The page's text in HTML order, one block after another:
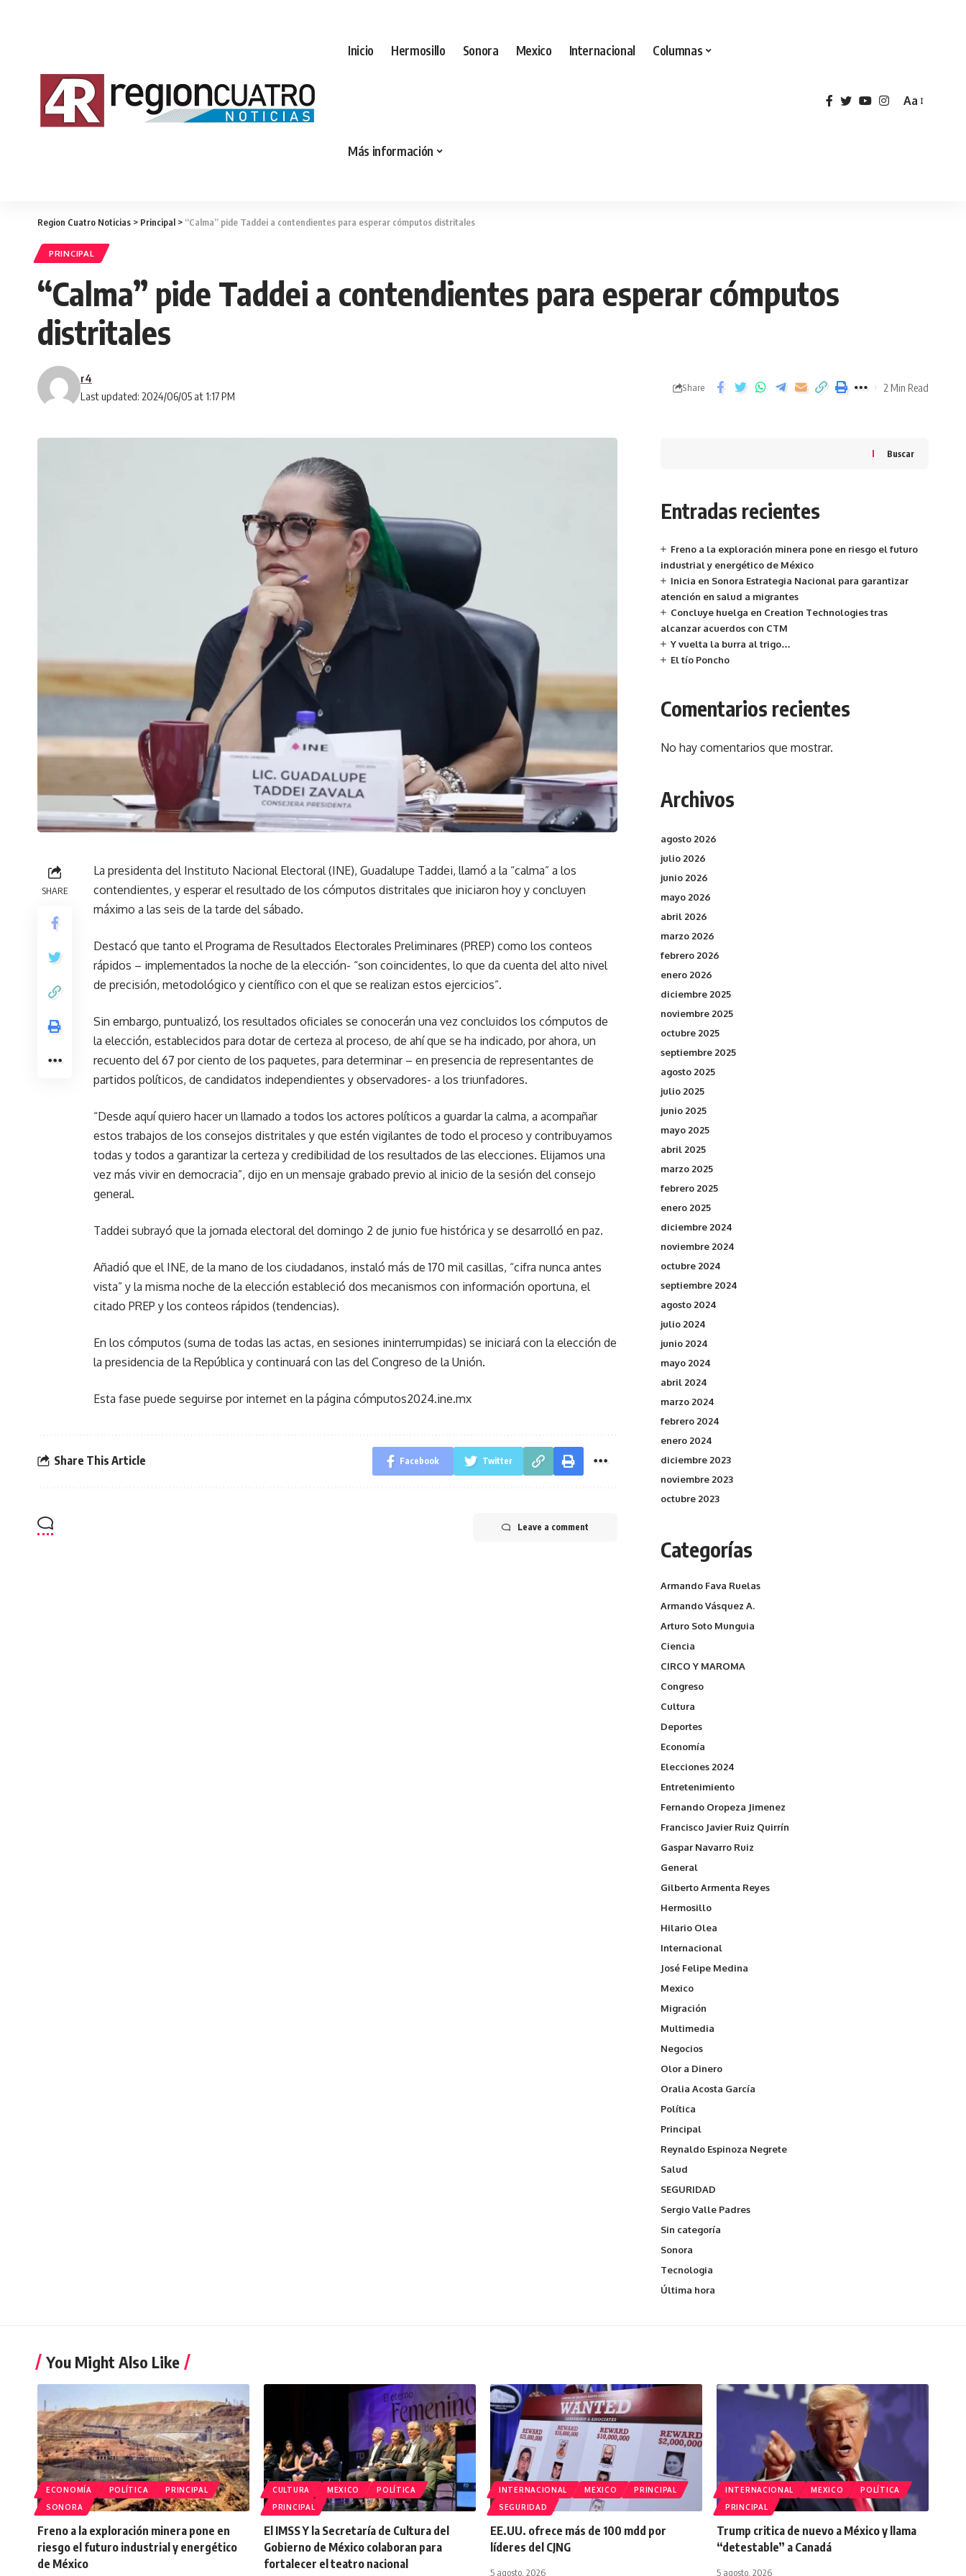
Inicio Hermosillo Sonora Mexico Internacional Columnas
Más información
Aa
Region Cuatro Noticias > Principal > “Calma” pide Taddei a contendientes para esperar cómputos distritales
PRINCIPAL
“Calma” pide Taddei a contendientes para esperar cómputos
distritales
Last updated: 2024/06/05 at 1:17 PM
r4
Share 2 Min Read
SHARE
La presidenta del Instituto Nacional Electoral (INE), Guadalupe Taddei, llamó a la “calma” a los
contendientes, y esperar el resultado de los cómputos distritales que iniciaron hoy y concluyen
máximo a las seis de la tarde del sábado.
Destacó que tanto el Programa de Resultados Electorales Preliminares (PREP) como los conteos
rápidos – implementados la noche de la elección- “son coincidentes, lo que da cuenta del alto nivel
de precisión, metodológico y científico con el que se realizan estos ejercicios”.
Sin embargo, puntualizó, los resultados oficiales se conocerán una vez concluidos los cómputos de
la elección, establecidos para dotar de certeza al proceso, de ahí que se ha indicado, por ahora, un
recuento del 67 por ciento de los paquetes, para determinar – en presencia de representantes de
partidos políticos, de candidatos independientes y observadores- a los triunfadores.
“Desde aquí quiero hacer un llamado a todos los actores políticos a guardar la calma, a acompañar
estos trabajos de los consejos distritales y que estén vigilantes de todo el proceso y contribuyamos
todas y todos a garantizar la certeza y credibilidad de los resultados de las elecciones. Elijamos una
vez más vivir en democracia”, dijo en un mensaje grabado previo al inicio de la sesión del consejo
general.
Taddei subrayó que la jornada electoral del domingo 2 de junio fue histórica y se desarrolló en paz.
Añadió que el INE, de la mano de los ciudadanos, instaló más de 170 mil casillas, “cifra nunca antes
vista” y la misma noche de la elección estableció dos mecanismos con información oportuna, el
citado PREP y los conteos rápidos (tendencias).
En los cómputos (suma de todas las actas, en sesiones ininterrumpidas) se iniciará con la elección de
la presidencia de la República y continuará con las del Congreso de la Unión.
Esta fase puede seguirse por internet en la página cómputos2024.ine.mx
Share This Article Facebook Twitter
Leave a comment
Buscar
Entradas recientes
Freno a la exploración minera pone en riesgo el futuro
industrial y energético de México
Inicia en Sonora Estrategia Nacional para garantizar
atención en salud a migrantes
Concluye huelga en Creation Technologies tras
alcanzar acuerdos con CTM
Y vuelta la burra al trigo…
El tío Poncho
Comentarios recientes
No hay comentarios que mostrar.
Archivos
agosto 2026
julio 2026
junio 2026
mayo 2026
abril 2026
marzo 2026
febrero 2026
enero 2026
diciembre 2025
noviembre 2025
octubre 2025
septiembre 2025
agosto 2025
julio 2025
junio 2025
mayo 2025
abril 2025
marzo 2025
febrero 2025
enero 2025
diciembre 2024
noviembre 2024
octubre 2024
septiembre 2024
agosto 2024
julio 2024
junio 2024
mayo 2024
abril 2024
marzo 2024
febrero 2024
enero 2024
diciembre 2023
noviembre 2023
octubre 2023
Categorías
Armando Fava Ruelas
Armando Vásquez A.
Arturo Soto Munguia
Ciencia
CIRCO Y MAROMA
Congreso
Cultura
Deportes
Economía
Elecciones 2024
Entretenimiento
Fernando Oropeza Jimenez
Francisco Javier Ruiz Quirrín
Gaspar Navarro Ruiz
General
Gilberto Armenta Reyes
Hermosillo
Hilario Olea
Internacional
José Felipe Medina
Mexico
Migración
Multimedia
Negocios
Olor a Dinero
Oralia Acosta García
Política
Principal
Reynaldo Espinoza Negrete
Salud
SEGURIDAD
Sergio Valle Padres
Sin categoría
Sonora
Tecnologia
Última hora
You Might Also Like
ECONOMÍA POLÍTICA
PRINCIPAL
SONORA
Freno a la exploración minera pone en
riesgo el futuro industrial y energético
de México
CULTURA MEXICO
POLÍTICA
PRINCIPAL
El IMSS Y la Secretaría de Cultura del
Gobierno de México colaboran para
fortalecer el teatro nacional
INTERNACIONAL MEXICO
PRINCIPAL
SEGURIDAD
EE.UU. ofrece más de 100 mdd por
líderes del CJNG
5 agosto, 2026
INTERNACIONAL MEXICO
POLÍTICA
PRINCIPAL
Trump critica de nuevo a México y llama
“detestable” a Canadá
5 agosto, 2026